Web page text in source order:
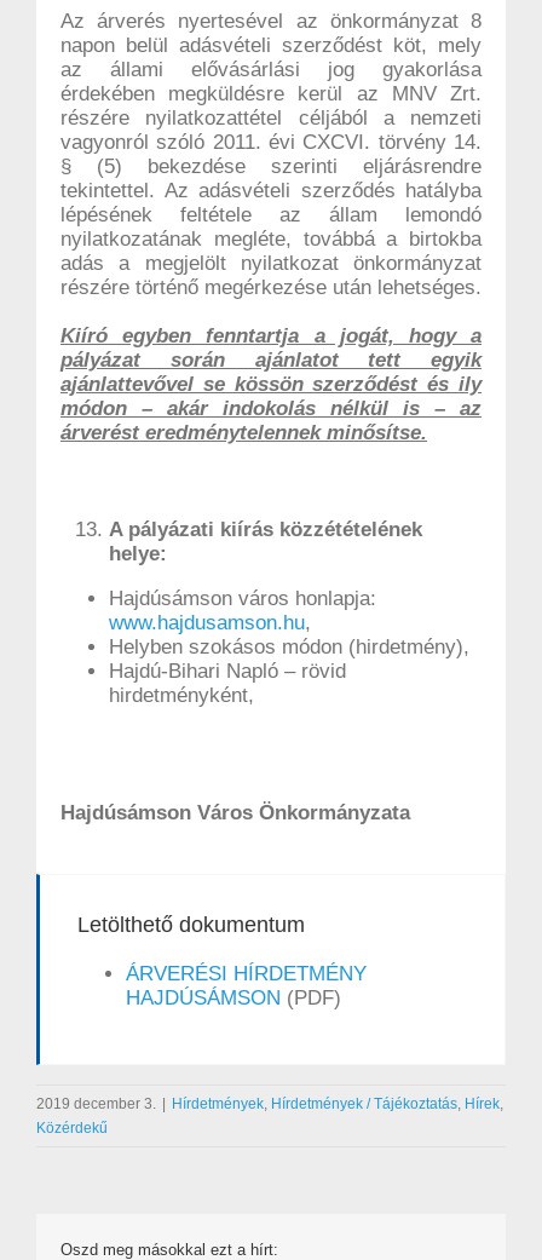
Az árverés nyertesével az önkormányzat 8
napon belül adásvételi szerződést köt, mely
az állami elővásárlási jog gyakorlása
érdekében megküldésre kerül az MNV Zrt.
részére nyilatkozattétel céljából a nemzeti
vagyonról szóló 2011. évi CXCVI. törvény 14.
§ (5) bekezdése szerinti eljárásrendre
tekintettel. Az adásvételi szerződés hatályba
lépésének feltétele az állam lemondó
nyilatkozatának megléte, továbbá a birtokba
adás a megjelölt nyilatkozat önkormányzat
részére történő megérkezése után lehetséges.
Kiíró egyben fenntartja a jogát, hogy a
pályázat során ajánlatot tett egyik
ajánlattevővel se kössön szerződést és ily
módon – akár indokolás nélkül is – az
árverést eredménytelennek minősítse.
A pályázati kiírás közzétételének
helye:
Hajdúsámson város honlapja:
www.hajdusamson.hu,
Helyben szokásos módon (hirdetmény),
Hajdú-Bihari Napló – rövid
hirdetményként,
Hajdúsámson Város Önkormányzata
Letölthető dokumentum
ÁRVERÉSI HÍRDETMÉNY
HAJDÚSÁMSON (PDF)
2019 december 3. | Hírdetmények Hírdetmények / Tájékoztatás Hírek
Közérdekű
Oszd meg másokkal ezt a hírt: